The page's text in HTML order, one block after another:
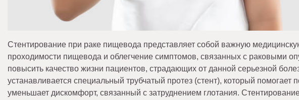
Стентирование при раке пищевода представляет собой важную
проходимости пищевода и облегчение симптомов, связанных с раковыми
повысить качество жизни пациентов, страдающих от данной серьезной
устанавливается специальный трубчатый протез (стент), который
уменьшает дискомфорт, связанный с затруднением глотания.